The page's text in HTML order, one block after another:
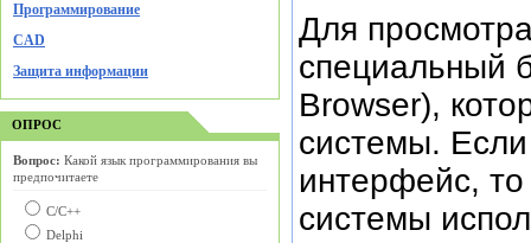
Программирование
CAD
Защита информации
ОПРОС
Вопрос: Какой язык программирования вы
предпочитаете
С/C++
Delphi
Для
специальный
Browser),
системы.
интерфейс,
системы